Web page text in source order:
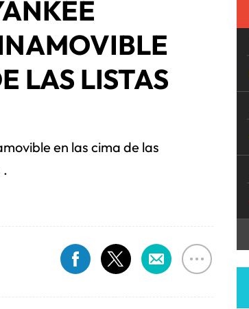
LAS LISTAS
en las cima de las
.